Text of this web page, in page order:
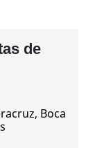
de
Boca